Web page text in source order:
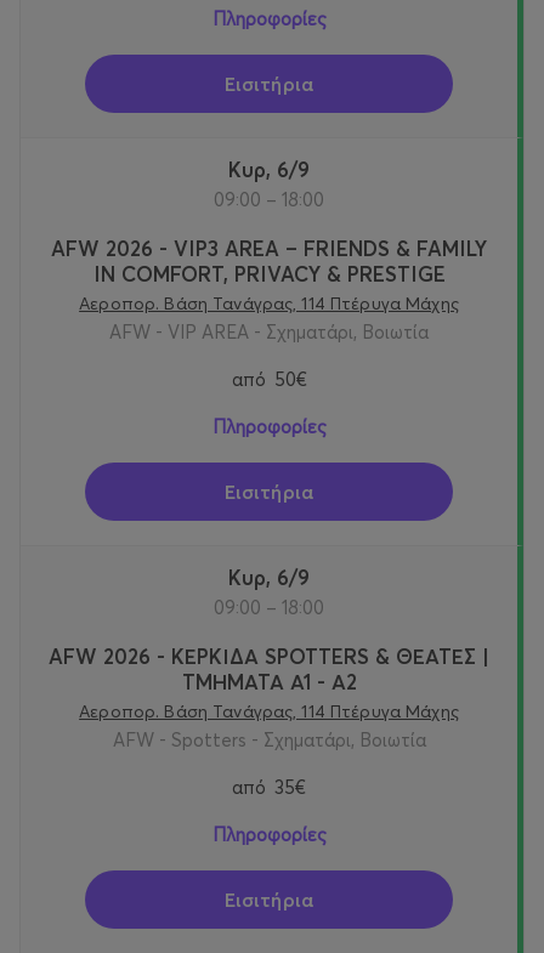
Πληροφορίες
Εισιτήρια
Κυρ, 6/9
09:00 – 18:00
AFW 2026 - VIP3 AREA – FRIENDS & FAMILY
IN COMFORT, PRIVACY & PRESTIGE
Αεροπορ. Βάση Τανάγρας, 114 Πτέρυγα Μάχης
AFW - VIP AREA - Σχηματάρι, Βοιωτία
από 50€
Πληροφορίες
Εισιτήρια
Κυρ, 6/9
09:00 – 18:00
AFW 2026 - ΚΕΡΚΙΔΑ SPOTTERS & ΘΕΑΤΕΣ |
ΤΜΗΜΑΤΑ Α1 - Α2
Αεροπορ. Βάση Τανάγρας, 114 Πτέρυγα Μάχης
AFW - Spotters - Σχηματάρι, Βοιωτία
από 35€
Πληροφορίες
Εισιτήρια